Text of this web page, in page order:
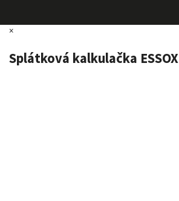
×
Splátková kalkulačka ESSOX